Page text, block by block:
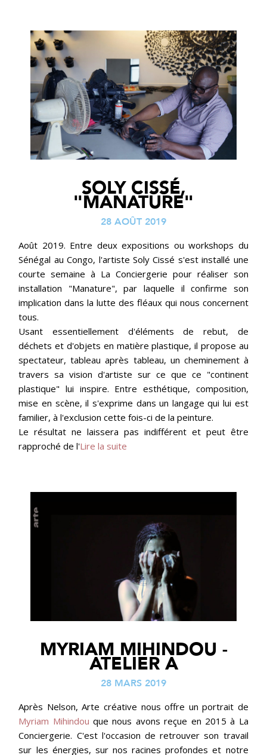
SOLY CISSÉ,
"MANATURE"
28 AOÛT 2019
Août 2019. Entre deux expositions ou workshops du
Sénégal au Congo, l'artiste Soly Cissé s'est installé une
courte semaine à La Conciergerie pour réaliser son
installation "Manature", par laquelle il confirme son
implication dans la lutte des fléaux qui nous concernent
tous.
Usant essentiellement d'éléments de rebut, de
déchets et d'objets en matière plastique, il propose au
spectateur, tableau après tableau, un cheminement à
travers sa vision d'artiste sur ce que ce "continent
plastique" lui inspire. Entre esthétique, composition,
mise en scène, il s'exprime dans un langage qui lui est
familier, à l'exclusion cette fois-ci de la peinture.
Le résultat ne laissera pas indifférent et peut être
rapproché de l'Lire la suite
MYRIAM MIHINDOU -
ATELIER A
28 MARS 2019
Après Nelson, Arte créative nous offre un portrait de
Myriam Mihindou que nous avons reçue en 2015 à La
Conciergerie. C'est l'occasion de retrouver son travail
sur les énergies, sur nos racines profondes et notre